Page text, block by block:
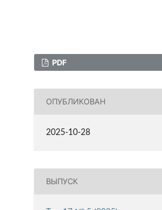
PDF
ОПУБЛИКОВАН
2025-10-28
ВЫПУСК